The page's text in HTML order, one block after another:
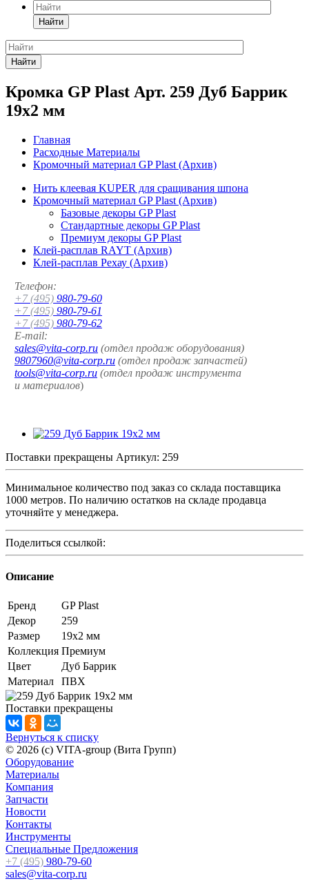
Найти
Найти
Кромка GP Plast Арт. 259 Дуб Баррик
19x2 мм
Главная
Расходные Материалы
Кромочный материал GP Plast (Архив)
Нить клеевая KUPER для сращивания шпона
Кромочный материал GP Plast (Архив)
Базовые декоры GP Plast
Стандартные декоры GP Plast
Премиум декоры GP Plast
Клей-расплав RAYT (Архив)
Клей-расплав Рехау (Архив)
Телефон:
+7 (495) 980-79-60
+7 (495) 980-79-61
+7 (495) 980-79-62
E-mail:
sales@vita-corp.ru (отдел продаж оборудования)
9807960@vita-corp.ru (отдел продаж запчастей)
tools@vita-corp.ru (отдел продаж инструмента
и материалов)
Поставки прекращены Артикул: 259
Минимальное количество под заказ со склада поставщика
1000 метров. По наличию остатков на складе продавца
уточняйте у менеджера.
Поделиться ссылкой:
Описание
Бренд
GP Plast
Декор
259
Размер
19x2 мм
Коллекция Премиум
Цвет
Дуб Баррик
Материал
ПВХ
Поставки прекращены
Вернуться к списку
© 2026 (c) VITA-group (Вита Групп)
Оборудование
Материалы
Компания
Запчасти
Новости
Контакты
Инструменты
Специальные Предложения
+7 (495) 980-79-60
sales@vita-corp.ru